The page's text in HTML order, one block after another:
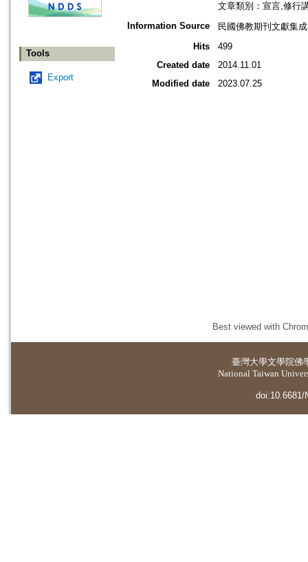
Tools
Export
文章類別：宣言,修行
Information Source
民國佛教期刊文獻集
Hits
499
Created date
2014.11.01
Modified date
2023.07.25
Best viewed with
臺灣大學文學院佛
National Taiwan
doi:10.6681/